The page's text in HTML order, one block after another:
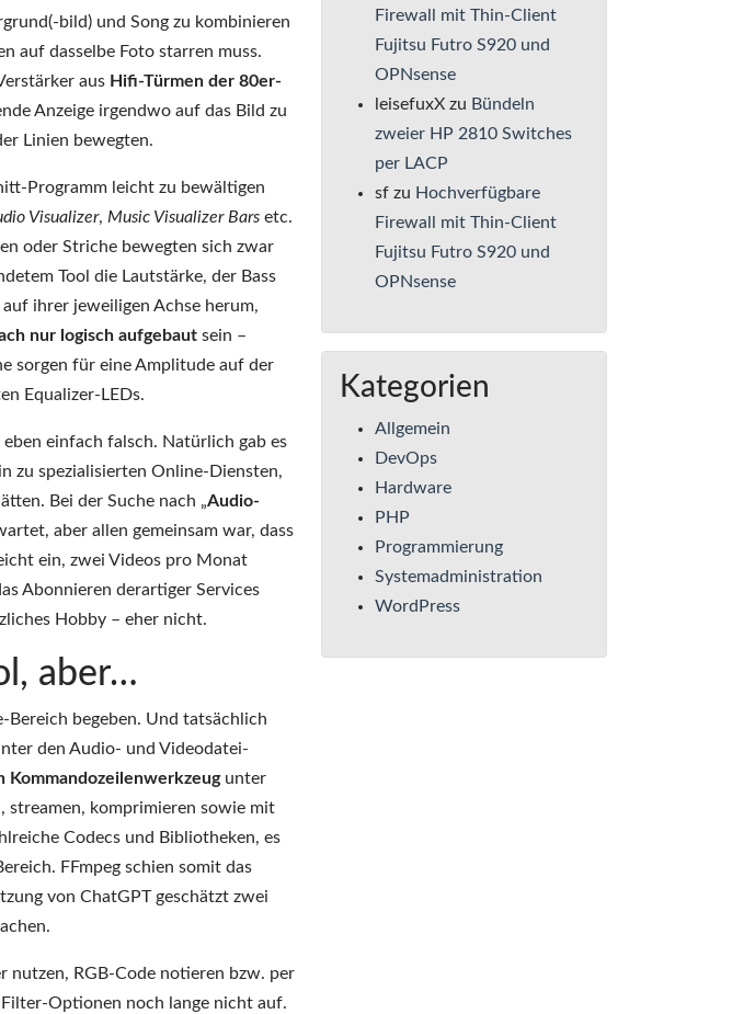
bild) und Song zu kombinieren
auf dasselbe Foto starren muss.
aus Hifi-Türmen der 80er-
Anzeige irgendwo auf das Bild zu
Linien bewegten.
Programm leicht zu bewältigen
Visualizer, Music Visualizer Bars etc.
oder Striche bewegten sich zwar
Tool die Lautstärke, der Bass
auf ihrer jeweiligen Achse herum,
nur logisch aufgebaut sein –
sorgen für eine Amplitude auf der
Equalizer-LEDs.
einfach falsch. Natürlich gab es
zu spezialisierten Online-Diensten,
Bei der Suche nach „Audio-
aber allen gemeinsam war, dass
ein, zwei Videos pro Monat
Abonnieren derartiger Services
Hobby – eher nicht.
aber…
Bereich begeben. Und tatsächlich
den Audio- und Videodatei-
Kommandozeilenwerkzeugunter
streamen, komprimieren sowie mit
Codecs und Bibliotheken, es
FFmpeg schien somit das
von ChatGPT geschätzt zwei
nutzen, RGB-Code notieren bzw. per
Optionen noch lange nicht auf.
Firewall mit Thin-Client
Fujitsu Futro S920 und
OPNsense
leisefuxX zu Bündeln
zweier HP 2810 Switches
per LACP
sf zu Hochverfügbare
Firewall mit Thin-Client
Fujitsu Futro S920 und
OPNsense
Kategorien
Allgemein
DevOps
Hardware
PHP
Programmierung
Systemadministration
WordPress